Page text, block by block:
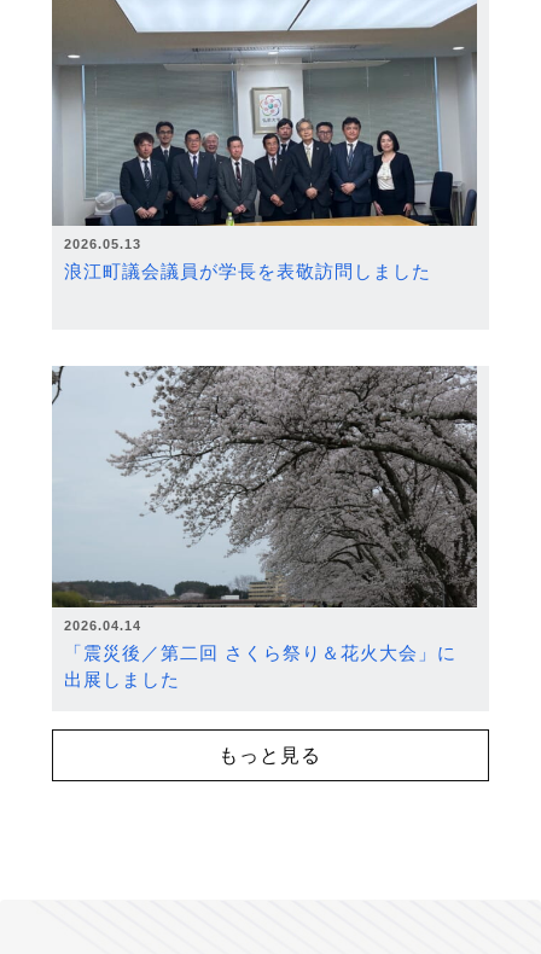
2026.05.13
浪江町議会議員が学長を表敬訪問しました
2026.04.14
「震災後／第二回 さくら祭り＆花火大会」に
出展しました
もっと見る